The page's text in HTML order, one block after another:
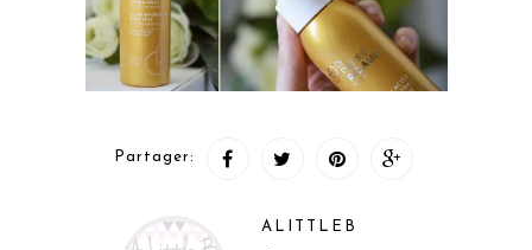
Partager:
ALITTLEB